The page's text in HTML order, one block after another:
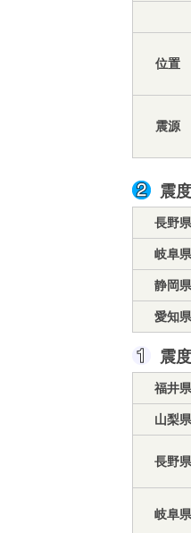
位置
震源
震
長野県
岐阜県
静岡県
愛知県
震
福井県
山梨県
長野県
岐阜県